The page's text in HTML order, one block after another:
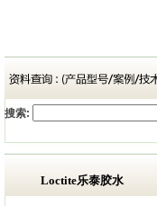
搜索:
Loctite乐泰胶水